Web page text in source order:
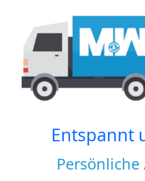
Entspannt